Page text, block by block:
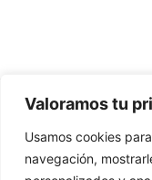
Valoramos tu
Usamos cookies
navegación,
Redes Cristianas
Una mirada alternativa
- Colectivos de Redes